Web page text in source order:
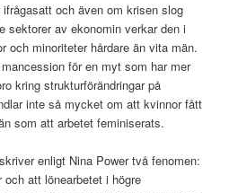
och även om krisen slog
sektorer av ekonomin verkar den i
och minoriteter hårdare än vita män.
för en myt som har mer
kring strukturförändringar på
inte så mycket om att kvinnor fått
som att arbetet feminiserats.
enligt Nina Power två fenomen:
att lönearbetet i högre